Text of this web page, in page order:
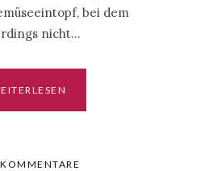
bei dem
nicht…